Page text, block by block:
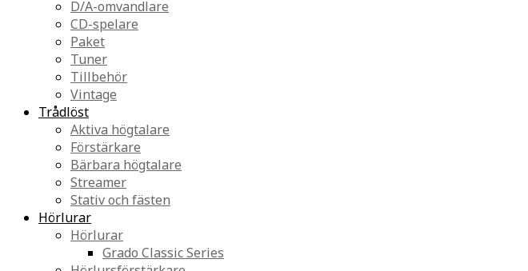
D/A-omvandlare
CD-spelare
Paket
Tuner
Tillbehör
Vintage
Trådlöst
Aktiva högtalare
Förstärkare
Bärbara högtalare
Streamer
Stativ och fästen
Hörlurar
Hörlurar
Grado Classic Series